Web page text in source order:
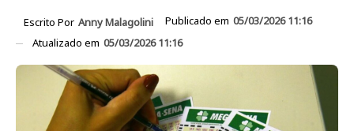
Escrito Por Anny Malagolini Publicado em 05/03/2026 11:16
Atualizado em 05/03/2026 11:16